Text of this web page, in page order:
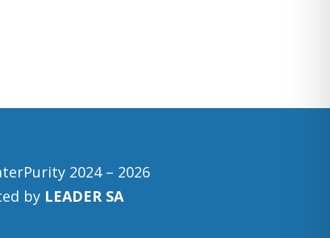
2024 – 2026
by LEADER SA